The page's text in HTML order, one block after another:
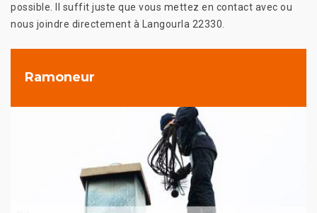
possible. Il suffit juste que vous mettez en contact avec ou
nous joindre directement à Langourla 22330.
Ramoneur